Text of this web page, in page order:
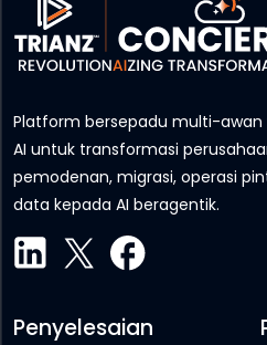
Platform bersepadu multi-awan
AI untuk transformasi
pemodenan, migrasi, operasi
data kepada AI beragentik.
Penyelesaian